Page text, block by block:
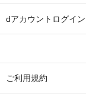
dアカウントログイン
ご利用規約